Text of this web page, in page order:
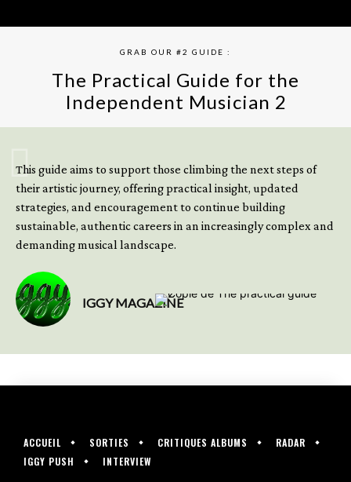
GRAB OUR #2 GUIDE :
The Practical Guide for the
Independent Musician 2
This guide aims to support those climbing the next steps of
their artistic journey, offering practical insight, updated
strategies, and encouragement to continue building
sustainable, authentic careers in an increasingly complex and
demanding musical landscape.
IGGY MAGAZINE
ACCUEIL SORTIES CRITIQUES ALBUMS
RADAR
IGGY PUSH
INTERVIEW